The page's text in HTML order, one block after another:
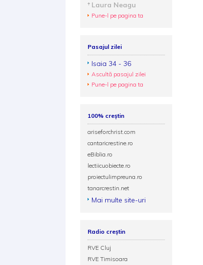
Laura Neagu
Pune-l pe pagina ta
Pasajul zilei
Isaia 34 - 36
Ascultă pasajul zilei
Pune-l pe pagina ta
100% creștin
ariseforchrist.com
cantaricrestine.ro
eBiblia.ro
lectiicuobiecte.ro
proiectulimpreuna.ro
tanarcrestin.net
Mai multe site-uri
Radio creștin
RVE Cluj
RVE Timisoara